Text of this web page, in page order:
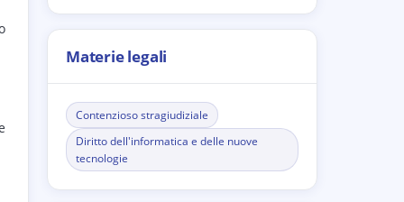
Materie legali
Contenzioso stragiudiziale
Diritto dell'informatica e delle nuove
tecnologie